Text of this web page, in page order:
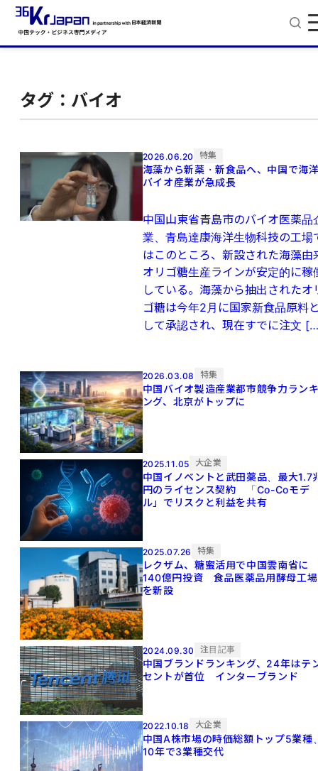
タグ：バイオ
2026.06.20 特集
海藻から新薬・新食品へ、中国で海
バイオ産業が急成長
中国山東省青島市のバイオ医薬品
業、青島達康海洋生物科技の工場
はこのところ、新設された海藻由
オリゴ糖生産ラインが安定的に稼
している。海藻から抽出されたオ
ゴ糖は今年2月に国家新食品原料
して承認され、現在すでに注文
2026.03.08 特集
中国バイオ製造産業都市競争力ラン
ング、北京がトップに
2025.11.05 大企業
中国イノベントと武田薬品、最大1.7
円のライセンス契約 「Co-Coモデ
ル」でリスクと利益を共有
2025.07.26 特集
レクザム、糖蜜活用で中国雲南省に
140億円投資 食品医薬品用酵母工場
を新設
2024.09.30 注目記事
中国ブランドランキング、24年はテ
セントが首位 インターブランド
2022.10.18 大企業
中国A株市場の時価総額トップ5業種
10年で3業種交代